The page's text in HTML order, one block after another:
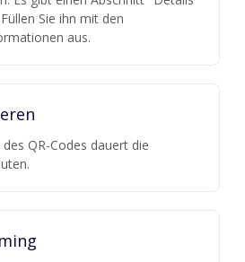
Sie ihn mit den
aus.
QR-Codes dauert die